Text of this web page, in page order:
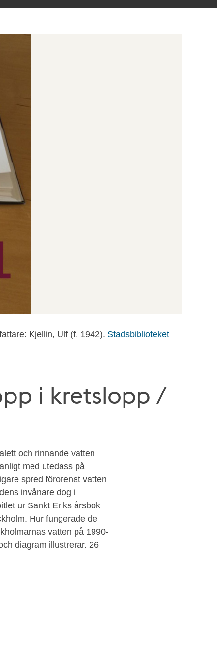
Kjellin, Ulf (f. 1942). Stadsbiblioteket
i kretslopp /
och rinnande vatten
med utedass på
spred förorenat vatten
invånare dog i
ur Sankt Eriks årsbok
Hur fungerade de
vatten på 1990-
diagram illustrerar. 26